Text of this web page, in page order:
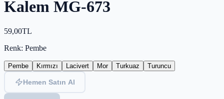
Kalem MG-673
59,00TL
Renk: Pembe
Pembe Kırmızı Lacivert Mor Turkuaz Turuncu
Hemen Satın Al